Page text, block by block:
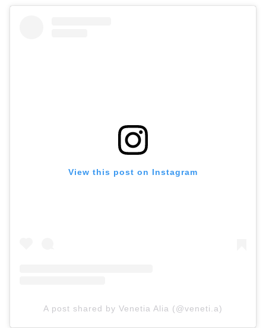
View this post on Instagram
A post shared by Venetia Alia (@veneti.a)